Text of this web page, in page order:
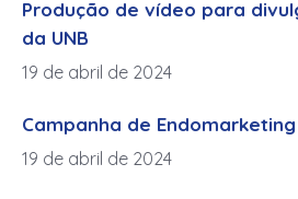
Produção de vídeo para
da UNB
19 de abril de 2024
Campanha de Endomarketing
19 de abril de 2024